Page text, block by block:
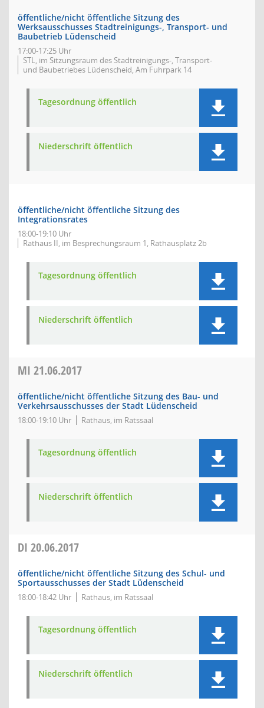
öffentliche/nicht öffentliche Sitzung des
Werksausschusses Stadtreinigungs-, Transport- und
Baubetrieb Lüdenscheid
17:00-17:25 Uhr
STL, im Sitzungsraum des Stadtreinigungs-, Transport-
und Baubetriebes Lüdenscheid, Am Fuhrpark 14
Tagesordnung öffentlich
Niederschrift öffentlich
öffentliche/nicht öffentliche Sitzung des
Integrationsrates
18:00-19:10 Uhr
Rathaus II, im Besprechungsraum 1, Rathausplatz 2b
Tagesordnung öffentlich
Niederschrift öffentlich
MI 21.06.2017
öffentliche/nicht öffentliche Sitzung des Bau- und
Verkehrsausschusses der Stadt Lüdenscheid
18:00-19:10 Uhr Rathaus, im Ratssaal
Tagesordnung öffentlich
Niederschrift öffentlich
DI 20.06.2017
öffentliche/nicht öffentliche Sitzung des Schul- und
Sportausschusses der Stadt Lüdenscheid
18:00-18:42 Uhr Rathaus, im Ratssaal
Tagesordnung öffentlich
Niederschrift öffentlich